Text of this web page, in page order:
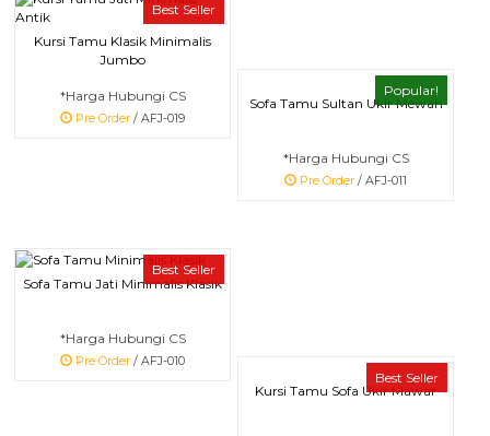
Best Seller
Kursi Tamu Klasik Minimalis
Jumbo
*Harga Hubungi CS
Pre Order / AFJ-019
Popular!
Sofa Tamu Sultan Ukir Mewah
*Harga Hubungi CS
Pre Order / AFJ-011
Best Seller
Sofa Tamu Jati Minimalis Klasik
*Harga Hubungi CS
Pre Order / AFJ-010
Best Seller
Kursi Tamu Sofa Ukir Mawar